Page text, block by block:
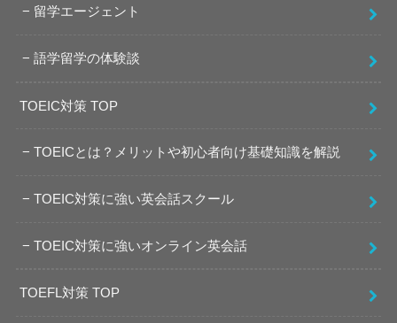
留学エージェント
語学留学の体験談
TOEIC対策 TOP
TOEICとは？メリットや初心者向け基礎知識を解説
TOEIC対策に強い英会話スクール
TOEIC対策に強いオンライン英会話
TOEFL対策 TOP